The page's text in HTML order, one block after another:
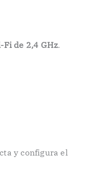
Fi de 2,4 GHz.
y configura el